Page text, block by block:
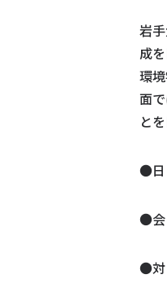
岩
成
環
面
と
●日
●
●対